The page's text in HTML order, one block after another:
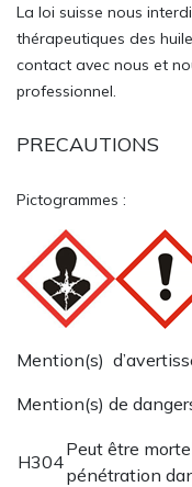
La loi suisse nous
thérapeutiques des
contact avec nous et
professionnel.
PRECAUTIONS
Pictogrammes :
Mention(s)
Mention(s) de
H304
Peut être
pénétration